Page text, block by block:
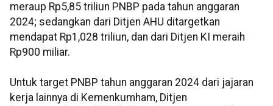
meraup Rp5,85 triliun PNBP pada tahun anggaran
2024; sedangkan dari Ditjen AHU ditargetkan
mendapat Rp1,028 triliun, dan dari Ditjen KI meraih
Rp900 miliar.
Untuk target PNBP tahun anggaran 2024 dari jajaran
kerja lainnya di Kemenkumham, Ditjen